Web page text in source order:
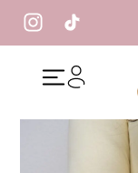
Home/Kleding
Abby